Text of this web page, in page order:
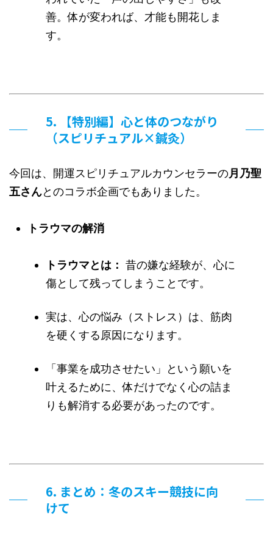
善。体が変われば、才能も開花しま
す。
5. 【特別編】心と体のつながり
（スピリチュアル×鍼灸）
今回は、開運スピリチュアルカウンセラーの月乃聖
五さんとのコラボ企画でもありました。
トラウマの解消
トラウマとは： 昔の嫌な経験が、心に
傷として残ってしまうことです。
実は、心の悩み（ストレス）は、筋肉
を硬くする原因になります。
「事業を成功させたい」という願いを
叶えるために、体だけでなく心の詰ま
りも解消する必要があったのです。
6. まとめ：冬のスキー競技に向
けて